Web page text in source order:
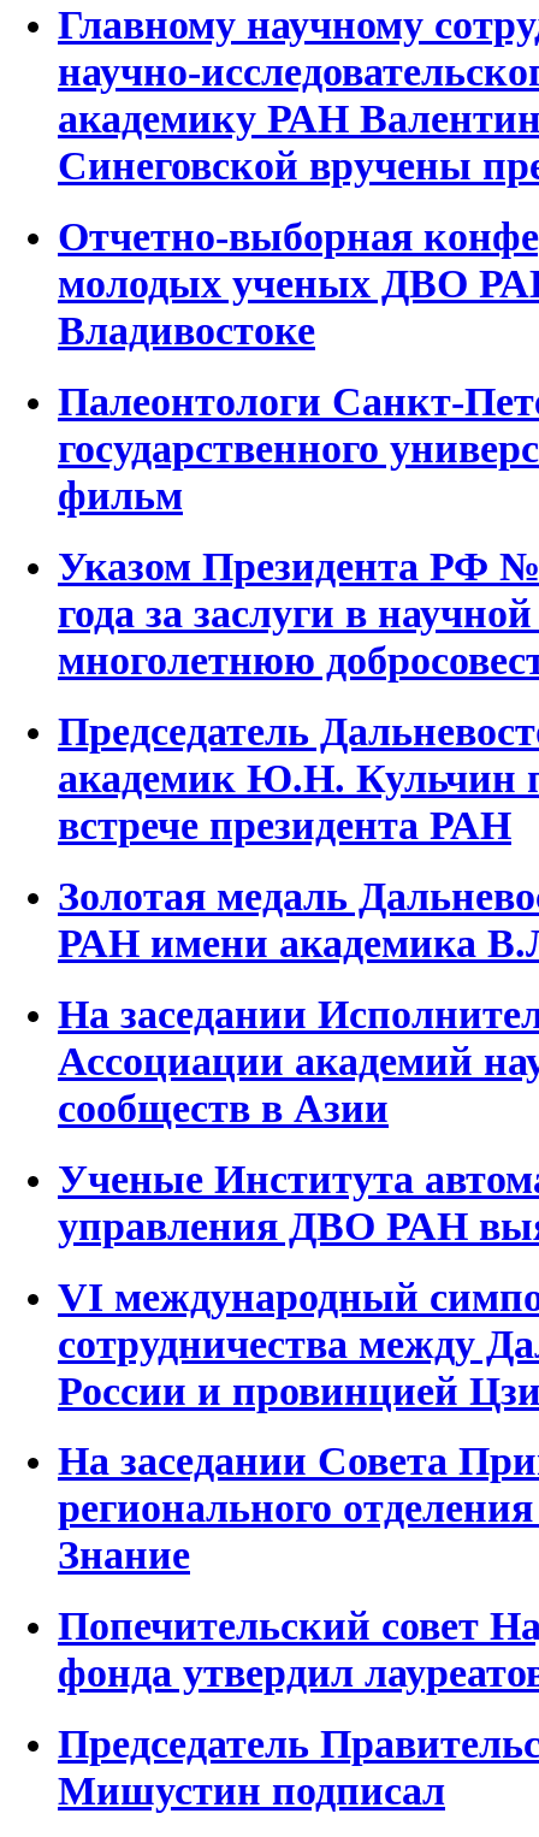
Главному научному
научно-
академику РАН
Синеговской вручены
Отчетно-выборная
молодых ученых ДВО
Владивостоке
Палеонтологи Санкт-
государственного
фильм
Указом Президента РФ №
года за заслуги в
многолетнюю
Председатель
академик Ю.Н. Кульчин
встрече президента РАН
Золотая медаль
РАН имени академика
На заседании
Ассоциации академий
сообществ в Азии
Ученые Института
управления ДВО РАН
VI международный
сотрудничества между
России и провинцией
На заседании Совета
регионального
Знание
Попечительский совет
фонда утвердил
Председатель
Мишустин подписал